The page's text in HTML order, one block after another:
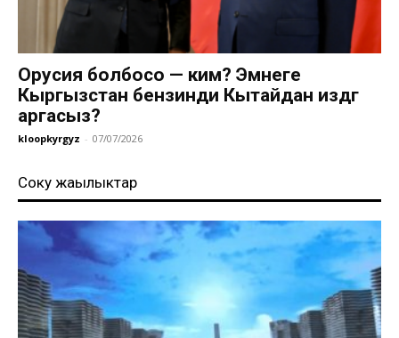
Орусия болбосо — ким? Эмнеге
Кыргызстан бензинди Кытайдан издөөгө
аргасыз?
kloopkyrgyz - 07/07/2026
Соңку жаңылыктар